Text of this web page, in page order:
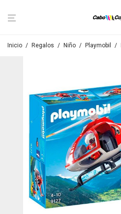
Inicio / Regalos / Niño / Playmobil /